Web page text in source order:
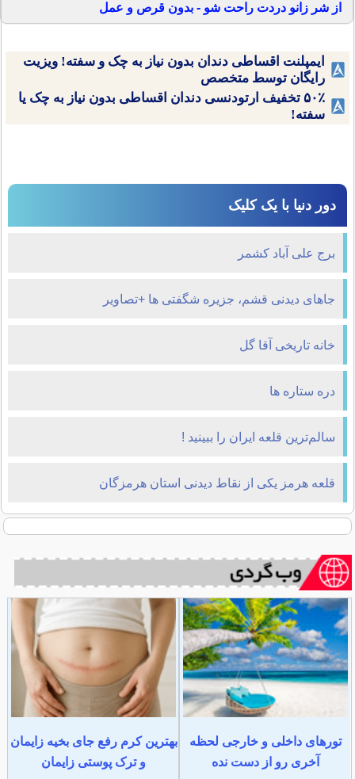
از شر زانو دردت راحت شو - بدون قرص و عمل
ایمپلنت اقساطی دندان بدون نیاز به چک و سفته! ویزیت
رایگان توسط متخصص
۵۰٪ تخفیف ارتودنسی دندان اقساطی بدون نیاز به چک یا
سفته!
دور دنیا با یک کلیک
برج علی آباد کشمر
جاهای دیدنی قشم، جزیره شگفتی ها +تصاویر
خانه تاریخی آقا گل
دره ستاره ها
سالم‌ترین قلعه ایران را ببینید !
قلعه هرمز یکی از نقاط دیدنی استان هرمزگان
تورهای داخلی و خارجی لحظه
آخری رو از دست نده
بهترین کرم رفع جای بخیه زایمان
و ترک پوستی زایمان